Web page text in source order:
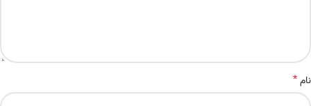
نام*